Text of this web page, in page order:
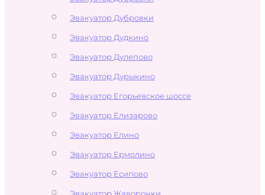
Эвакуатор Дубровки
Эвакуатор Дудкино
Эвакуатор Дулепово
Эвакуатор Дурыкино
Эвакуатор Егорьевское шоссе
Эвакуатор Елизарово
Эвакуатор Елино
Эвакуатор Ермолино
Эвакуатор Есипово